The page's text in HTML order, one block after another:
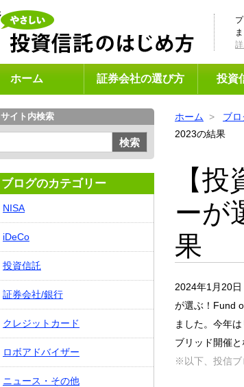
ホーム 証券会社の選び方 投資
ホーム ブロ
2023の結果
【
ーが
果
2024年1月20
が選ぶ！Fund
ました。今年
ブリッド開催と
※以下、投信ブ
サイト内検索
検索
ブログのカテゴリー
NISA
iDeCo
投資信託
証券会社/銀行
クレジットカード
ロボアドバイザー
ニュース・その他